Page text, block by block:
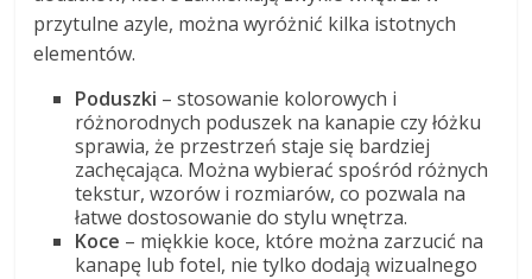
przytulne azyle, można wyróżnić kilka istotnych
elementów.
Poduszki – stosowanie kolorowych i
różnorodnych poduszek na kanapie czy łóżku
sprawia, że przestrzeń staje się bardziej
zachęcająca. Można wybierać spośród różnych
tekstur, wzorów i rozmiarów, co pozwala na
łatwe dostosowanie do stylu wnętrza.
Koce – miękkie koce, które można zarzucić na
kanapę lub fotel, nie tylko dodają wizualnego